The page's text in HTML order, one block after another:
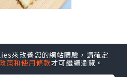
來改善您的網站體驗，請確定
策和使用條款才可繼續瀏覽。